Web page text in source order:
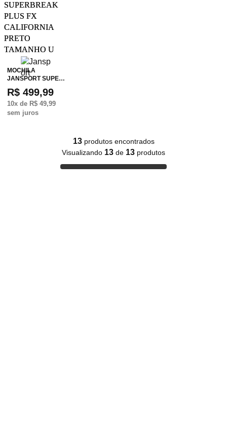
MOCHILA
JANSPORT SUPE…
R$ 499,99
10x de R$ 49,99
sem juros
13produtos encontrados
Visualizando 13 de 13 produtos